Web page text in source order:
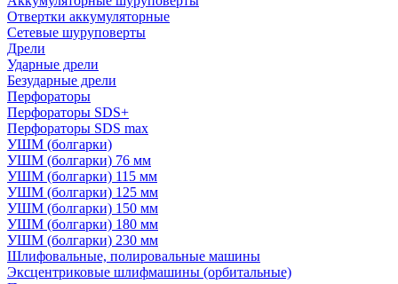
Отвертки аккумуляторные
Сетевые шуруповерты
Дрели
Ударные дрели
Безударные дрели
Перфораторы
Перфораторы SDS+
Перфораторы SDS max
УШМ (болгарки)
УШМ (болгарки) 76 мм
УШМ (болгарки) 115 мм
УШМ (болгарки) 125 мм
УШМ (болгарки) 150 мм
УШМ (болгарки) 180 мм
УШМ (болгарки) 230 мм
Шлифовальные, полировальные машины
Эксцентриковые шлифмашины (орбитальные)